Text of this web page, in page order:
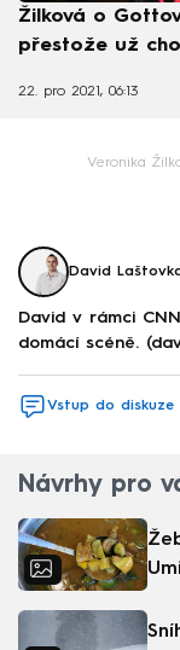
Žilková o
přestože už
22. pro 2021, 06:13
Veronika
David
David v rámci
domácí scéně.
Vstup do diskuze
Návrhy pro